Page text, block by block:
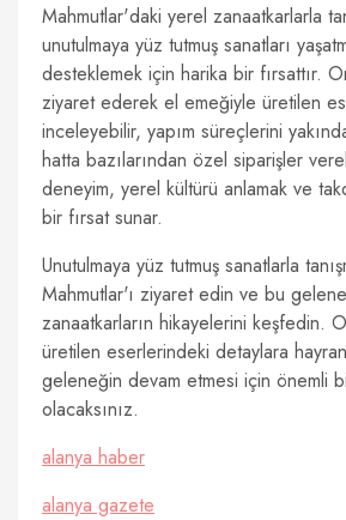
Mahmutlar'daki yerel zanaatkarlarla
unutulmaya yüz tutmuş sanatları
desteklemek için harika bir fırsattır.
ziyaret ederek el emeğiyle üretilen
inceleyebilir, yapım süreçlerini
hatta bazılarından özel siparişler
deneyim, yerel kültürü anlamak ve
bir fırsat sunar.
Unutulmaya yüz tutmuş sanatlarla
Mahmutlar'ı ziyaret edin ve bu
zanaatkarların hikayelerini keşfedin.
üretilen eserlerindeki detaylara
geleneğin devam etmesi için önemli
olacaksınız.
alanya haber
alanya gazete